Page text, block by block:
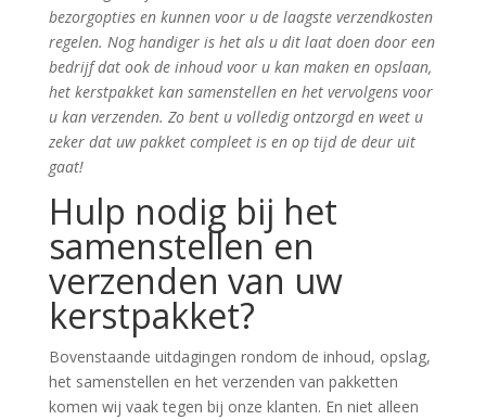
bezorgopties en kunnen voor u de laagste verzendkosten
regelen. Nog handiger is het als u dit laat doen door een
bedrijf dat ook de inhoud voor u kan maken en opslaan,
het kerstpakket kan samenstellen en het vervolgens voor
u kan verzenden. Zo bent u volledig ontzorgd en weet u
zeker dat uw pakket compleet is en op tijd de deur uit
gaat!
Hulp nodig bij het
samenstellen en
verzenden van uw
kerstpakket?
Bovenstaande uitdagingen rondom de inhoud, opslag,
het samenstellen en het verzenden van pakketten
komen wij vaak tegen bij onze klanten. En niet alleen